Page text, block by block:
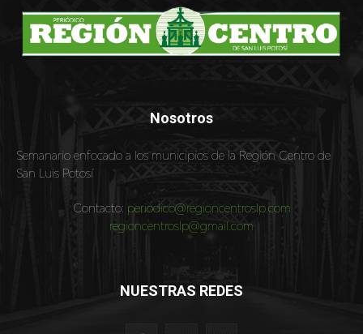
Nosotros
Semanario enfocado a los municipios de la Región Centro de
San Luis Potosí
Contacto: periodico@regioncentroslp.com
regioncentroslp@gmail.com
NUESTRAS REDES